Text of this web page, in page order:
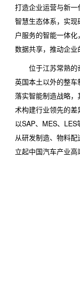
打造企业运营与新
智慧生态体系，实
户服务的智能一体化
数据共享，推动企业
位于江苏常熟
英国本土以外的整
落实智能制造战略
术构建行业领先的差
以SAP、MES、
从研发制造、物料
立起中国汽车产业高